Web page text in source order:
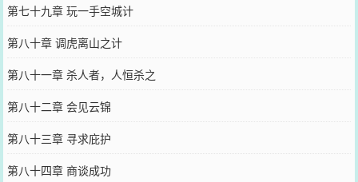
第七十九章 玩一手空城计
第八十章 调虎离山之计
第八十一章 杀人者，人恒杀之
第八十二章 会见云锦
第八十三章 寻求庇护
第八十四章 商谈成功